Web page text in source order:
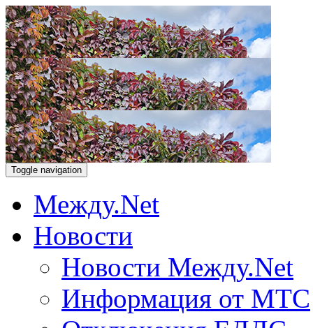
Toggle navigation
Между.Net
Новости
Новости Между.Net
Информация от МТС